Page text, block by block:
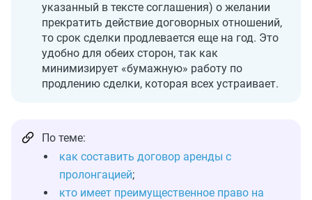
указанный в тексте соглашения) о желании
прекратить действие договорных отношений,
то срок сделки продлевается еще на год. Это
удобно для обеих сторон, так как
минимизирует «бумажную» работу по
продлению сделки, которая всех устраивает.
По теме:
как составить договор аренды с
пролонгацией;
кто имеет преимущественное право на